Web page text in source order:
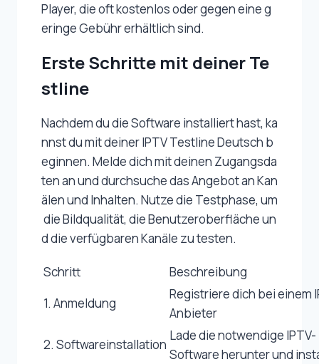
Player, die oft kostenlos oder gegen eine g
eringe Gebühr erhältlich sind.
Erste Schritte mit deiner Te
stline
Nachdem du die Software installiert hast, ka
nnst du mit deiner IPTV Testline Deutsch b
eginnen. Melde dich mit deinen Zugangsda
ten an und durchsuche das Angebot an Kan
älen und Inhalten. Nutze die Testphase, um
die Bildqualität, die Benutzeroberfläche un
d die verfügbaren Kanäle zu testen.
Schritt
Beschreibung
1. Anmeldung
Registriere dich bei einem
Anbieter
2. Softwareinstallation
Lade die notwendige IPTV-
Software herunter und